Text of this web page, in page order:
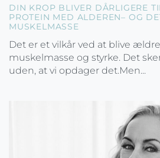
DIN KROP BLIVER DÅRLIGERE
PROTEIN MED ALDEREN– OG
MUSKELMASSE
Det er et vilkår ved at blive
muskelmasse og styrke. Det
uden, at vi opdager det.Men...